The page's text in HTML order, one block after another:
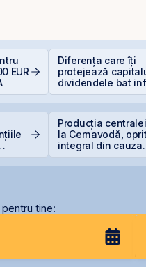
EUR
Diferența care îți
protejează
dividendele bat
(+5% vs. −6%)
Producția
la Cernavodă,
integral din cauza
tine: